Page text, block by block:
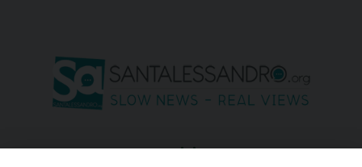
seguici su